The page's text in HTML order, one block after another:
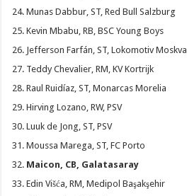
Munas Dabbur, ST, Red Bull Salzburg
Kevin Mbabu, RB, BSC Young Boys
Jefferson Farfán, ST, Lokomotiv Moskva
Teddy Chevalier, RM, KV Kortrijk
Raul Ruidíaz, ST, Monarcas Morelia
Hirving Lozano, RW, PSV
Luuk de Jong, ST, PSV
Moussa Marega, ST, FC Porto
Maicon, CB, Galatasaray
Edin Višća, RM, Medipol Başakşehir